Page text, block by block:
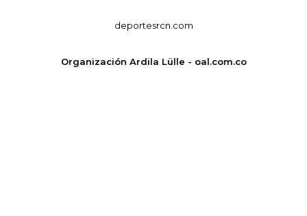
deportesrcn.com
Organización Ardila Lülle - oal.com.co